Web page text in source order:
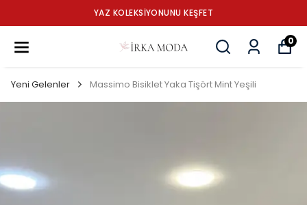
YAZ KOLEKSİYONUNU KEŞFET
0
Yeni Gelenler Massimo Bisiklet Yaka Tişört Mint Yeşili